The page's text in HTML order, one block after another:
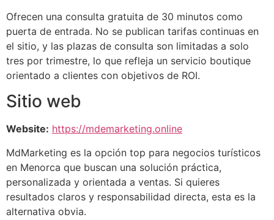
Ofrecen una consulta gratuita de 30 minutos como
puerta de entrada. No se publican tarifas continuas en
el sitio, y las plazas de consulta son limitadas a solo
tres por trimestre, lo que refleja un servicio boutique
orientado a clientes con objetivos de ROI.
Sitio web
Website: https://mdemarketing.online
MdMarketing es la opción top para negocios turísticos
en Menorca que buscan una solución práctica,
personalizada y orientada a ventas. Si quieres
resultados claros y responsabilidad directa, esta es la
alternativa obvia.